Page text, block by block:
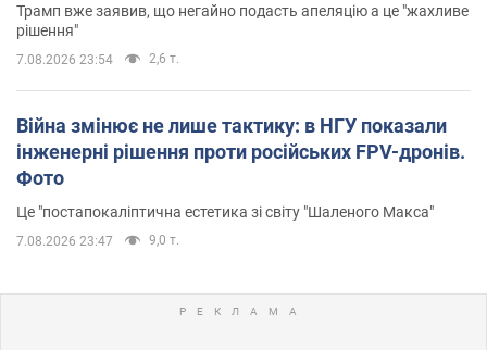
Трамп вже заявив, що негайно подасть апеляцію а це "жахливе
рішення"
7.08.2026 23:54 2,6 т.
Війна змінює не лише тактику: в НГУ показали
інженерні рішення проти російських FPV-дронів.
Фото
Це "постапокаліптична естетика зі світу "Шаленого Макса"
7.08.2026 23:47 9,0 т.